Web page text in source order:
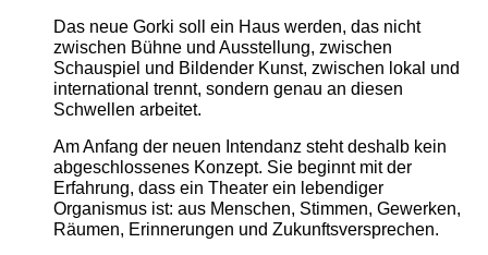
Das neue Gorki soll ein Haus werden, das nicht
zwischen Bühne und Ausstellung, zwischen
Schauspiel und Bildender Kunst, zwischen lokal und
international trennt, sondern genau an diesen
Schwellen arbeitet.
Am Anfang der neuen Intendanz steht deshalb kein
abgeschlossenes Konzept. Sie beginnt mit der
Erfahrung, dass ein Theater ein lebendiger
Organismus ist: aus Menschen, Stimmen, Gewerken,
Räumen, Erinnerungen und Zukunftsversprechen.